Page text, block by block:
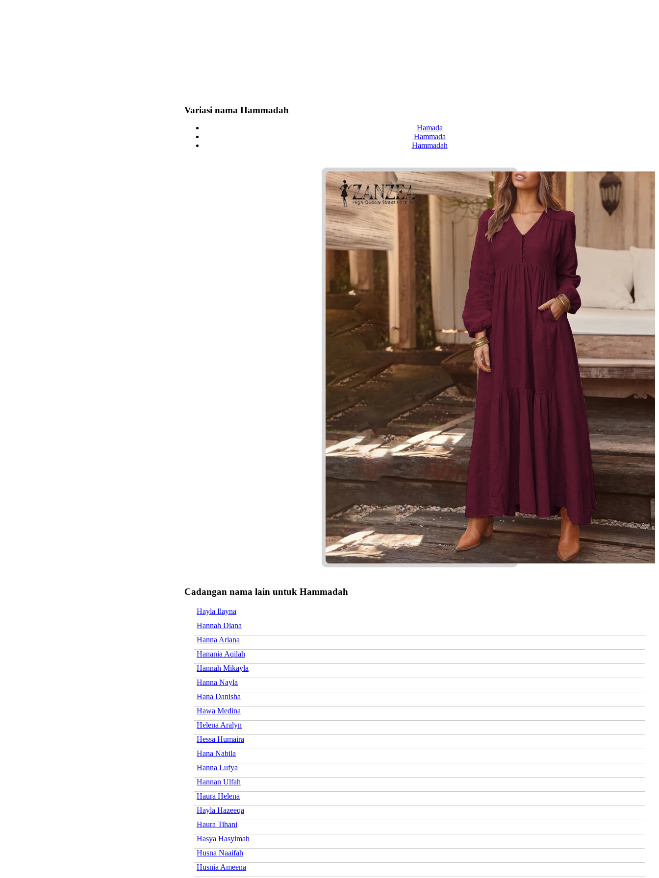
Variasi nama Hammadah
Hamada
Hammada
Hammadah
Cadangan nama lain untuk Hammadah
Hayla Ilayna
Hannah Diana
Hanna Ariana
Hanania Aqilah
Hannah Mikayla
Hanna Nayla
Hana Danisha
Hawa Medina
Helena Aralyn
Hessa Humaira
Hana Nabila
Hanna Lufya
Hannan Ulfah
Haura Helena
Hayla Hazeeqa
Haura Tihani
Hasya Hasyimah
Husna Naaifah
Husnia Ameena